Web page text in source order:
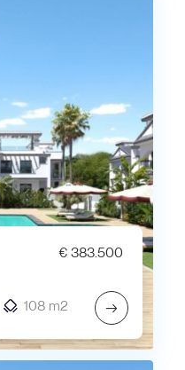
€ 383.500
108 m2 →